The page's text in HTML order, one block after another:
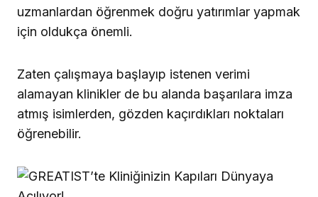
uzmanlardan öğrenmek doğru yatırımlar yapmak
için oldukça önemli.
Zaten çalışmaya başlayıp istenen verimi
alamayan klinikler de bu alanda başarılara imza
atmış isimlerden, gözden kaçırdıkları noktaları
öğrenebilir.